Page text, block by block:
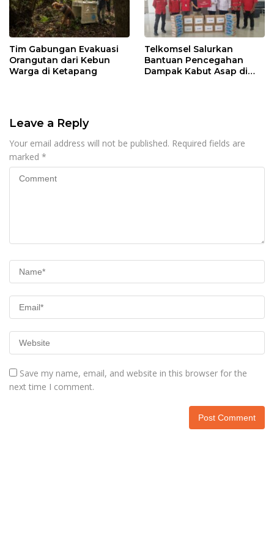
Tim Gabungan Evakuasi
Orangutan dari Kebun
Warga di Ketapang
Telkomsel Salurkan
Bantuan Pencegahan
Dampak Kabut Asap di
Leave a Reply
Your email address will not be published. Required fields are
marked *
Save my name, email, and website in this browser for the
next time I comment.